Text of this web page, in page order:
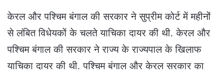
a
n
e
a
केरल और पश्चिम बंगाल की सरकार ने सुप्रीम कोर्ट में महीनों
से लंबित विधेयकों के चलते याचिका दायर की थी. केरल और
पश्चिम बंगाल की सरकार ने राज्य के राज्यपाल के खिलाफ
याचिका दायर की थी. पश्चिम बंगाल और केरल सरकार का